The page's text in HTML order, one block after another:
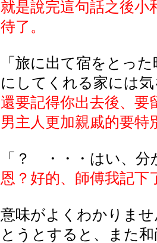
就是說完這句話之後小
待了。
「旅に出て宿をとっ
にしてくれる家には
還要記得你出去後、要
男主人更加親戚的要特
「？ ・・・はい、分
恩？好的、師傅我記下
意味がよくわかりま
とうとすると、また